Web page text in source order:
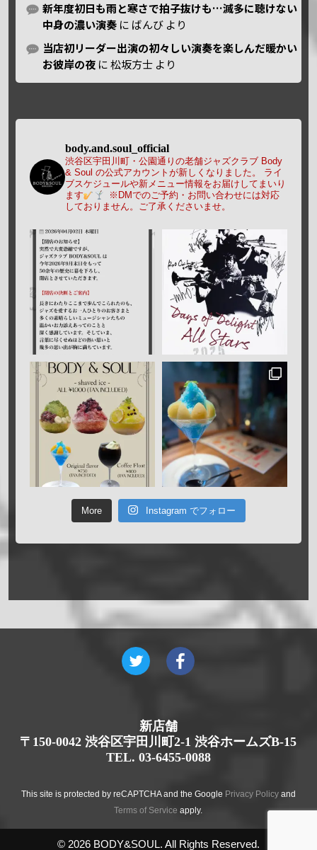
新年度初日も雨と寒さで拍子抜けも…滅多に聴けない
中身の濃い演奏 に ばんび より
当店初リーダー出演の初々しい演奏を楽しんだ暖かい
お彼岸の夜 に松坂方士 より
body.and.soul_official
渋谷区宇田川町・公園通りの老舗ジャズクラブ Body
& Soul の公式アカウントが新しくなりました。
ライ
ブスケジュールや新メニュー情報をお届けしてまいり
ます
※DMでのご予約・お問い合わせには対応
しておりません。ご了承くださいませ。
More Instagram でフォロー
新店舗
〒150-0042 渋谷区宇田川町2-1 渋谷ホームズB-15
TEL. 03-6455-0088
This site is protected by reCAPTCHA and the Google Privacy Policyand
Terms of Service apply.
© 2026 BODY&SOUL. All Rights Reserved.